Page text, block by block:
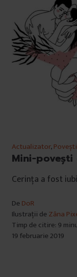
Actualizator,Povești
Mini-
Cerința a fost
De DoR
Ilustrații de Zâna
Timp de citire: 9
19 februarie 2019